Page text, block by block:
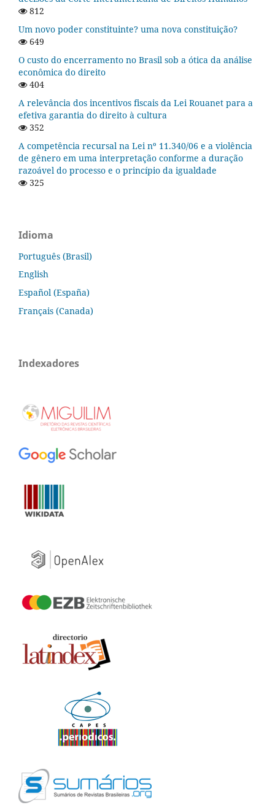
812
Um novo poder constituinte? uma nova constituição?
649
O custo do encerramento no Brasil sob a ótica da análise
econômica do direito
404
A relevância dos incentivos fiscais da Lei Rouanet para a
efetiva garantia do direito à cultura
352
A competência recursal na Lei nº 11.340/06 e a violência
de gênero em uma interpretação conforme a duração
razoável do processo e o princípio da igualdade
325
Idioma
Português (Brasil)
English
Español (España)
Français (Canada)
Indexadores